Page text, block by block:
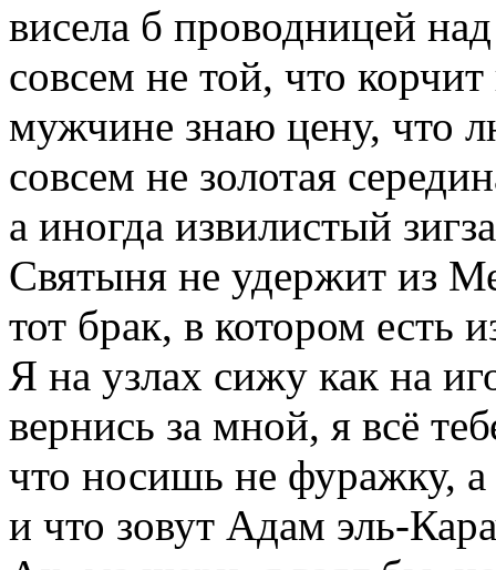
висела б проводницей
совсем не той, что
мужчине знаю цену, что
совсем не золотая
а иногда извилистый
Святыня не удержит из
тот брак, в котором есть
Я на узлах сижу как на
вернись за мной, я всё
что носишь не фуражку, а
и что зовут Адам эль-